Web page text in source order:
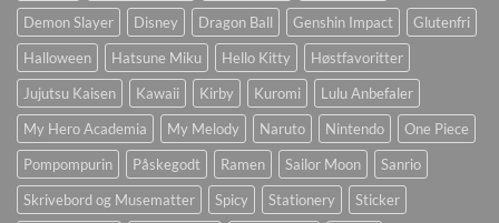
Demon Slayer
Disney Dragon Ball Genshin Impact
Glutenfri
Halloween
Hatsune Miku Hello Kitty
Høstfavoritter
Jujutsu Kaisen
Kawaii Kirby Kuromi
Lulu Anbefaler
My Hero Academia
My Melody Naruto Nintendo
One Piece
Pompompurin
Påskegodt Ramen Sailor Moon
Sanrio
Skrivebord og Musematter
Spicy Stationery
Sticker